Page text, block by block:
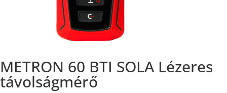
METRON 60 BTI SOLA Lézeres
távolságmérő